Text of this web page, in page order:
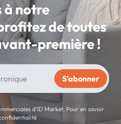
à notre
de toutes
première !
d'ID Market. Pour en savoir